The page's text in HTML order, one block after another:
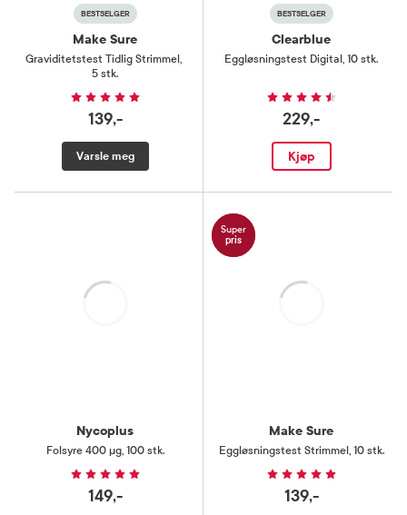
BESTSELGER
Make Sure
Graviditetstest Tidlig Strimmel ,
5 stk.
139,-
Varsle meg
BESTSELGER
Clearblue
Eggløsningstest Digital , 10 stk.
229,-
Kjøp
Nycoplus
Folsyre 400 µg, 100 stk.
149,-
Super
pris
Make Sure
Eggløsningstest Strimmel , 10 stk.
139,-